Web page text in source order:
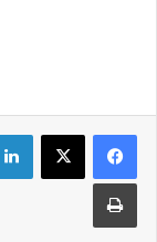
طباعة